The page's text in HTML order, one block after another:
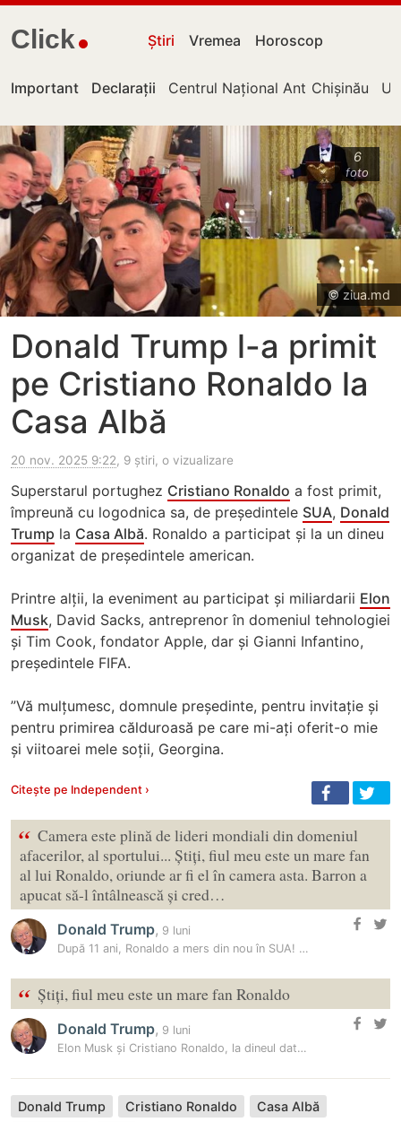
Click Știri Vremea Horoscop
Important Declarații Centrul Național Anticorupție
Chișinău
6
foto
© ziua.md
Donald Trump l-a primit
pe Cristiano Ronaldo la
Casa Albă
20 nov. 2025 9:22, 9 știri, o vizualizare
Superstarul portughez Cristiano Ronaldo a fost primit,
împreună cu logodnica sa, de președintele SUA, Donald
Trump la Casa Albă. Ronaldo a participat și la un dineu
organizat de președintele american.
Printre alții, la eveniment au participat și miliardarii Elon
Musk, David Sacks, antreprenor în domeniul tehnologiei
și Tim Cook, fondator Apple, dar și Gianni Infantino,
președintele FIFA.
”Vă mulțumesc, domnule președinte, pentru invitație și
pentru primirea călduroasă pe care mi-ați oferit-o mie
și viitoarei mele soții, Georgina.
Citește pe Independent ›
“ Camera este plină de lideri mondiali din domeniul
afacerilor, al sportului... Știți, fiul meu este un mare fan
al lui Ronaldo, oriunde ar fi el în camera asta. Barron a
apucat să-l întâlnească și cred…
Donald Trump, 9 luni
După 11 ani, Ronaldo a mers din nou în SUA! Cum l-a menționat…
“ Știți, fiul meu este un mare fan Ronaldo
Donald Trump, 9 luni
Elon Musk și Cristiano Ronaldo, la dineul dat de Donald Trump în…
Donald Trump Cristiano Ronaldo
Casa Albă